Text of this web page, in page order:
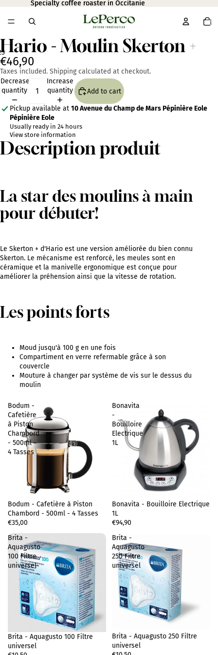
Specialty coffee roaster in Occitanie
Specialty coffee roaster in Occitanie
items
in
3
Open
image
in
screen
Open
image
in
screen
Open
image
in
screen
Hario - Moulin Skerton +
€46,90
Taxes included. Shipping calculated at checkout.
Decrease
quantity
Increase
quantity
Add to cart
Pickup available at 10 Avenue du Champ de Mars Pépinière Eole
Pépinière Eole
Usually ready in 24 hours
View store information
Description produit
La star des moulins à main
pour débuter!
Le Skerton + d'Hario est une version améliorée du bien connu
Skerton. Le mécanisme est renforcé, les meules sont en
céramique et la manivelle ergonomique est conçue pour
améliorer la préhension ainsi que la vitesse de rotation.
Les points forts
Moud jusqu'à 100 g en une fois
Compartiment en verre refermable grâce à son
couvercle
Mouture à changer par système de vis sur le dessus du
moulin
Bodum -
Cafetière
à Piston
Chambord
- 500ml -
4 Tasses
Bodum - Cafetière à Piston
Chambord - 500ml - 4 Tasses
€35,00
Bonavita
-
Bouilloire
Electrique
1L
Sold out
Bonavita - Bouilloire Electrique
1L
€94,90
Brita -
Aquagusto
100 Filtre
universel
Brita - Aquagusto 100 Filtre
universel
Brita -
Aquagusto
250 Filtre
universel
Brita - Aquagusto 250 Filtre
universel
Privacy policy
Terms of sale
Legal notice